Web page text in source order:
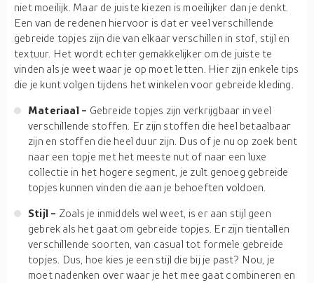
niet moeilijk. Maar de juiste kiezen is moeilijker dan je denkt.
Een van de redenen hiervoor is dat er veel verschillende
gebreide topjes zijn die van elkaar verschillen in stof, stijl en
textuur. Het wordt echter gemakkelijker om de juiste te
vinden als je weet waar je op moet letten. Hier zijn enkele tips
die je kunt volgen tijdens het winkelen voor gebreide kleding.
Materiaal - Gebreide topjes zijn verkrijgbaar in veel
verschillende stoffen. Er zijn stoffen die heel betaalbaar
zijn en stoffen die heel duur zijn. Dus of je nu op zoek bent
naar een topje met het meeste nut of naar een luxe
collectie in het hogere segment, je zult genoeg gebreide
topjes kunnen vinden die aan je behoeften voldoen.
Stijl - Zoals je inmiddels wel weet, is er aan stijl geen
gebrek als het gaat om gebreide topjes. Er zijn tientallen
verschillende soorten, van casual tot formele gebreide
topjes. Dus, hoe kies je een stijl die bij je past? Nou, je
moet nadenken over waar je het mee gaat combineren en